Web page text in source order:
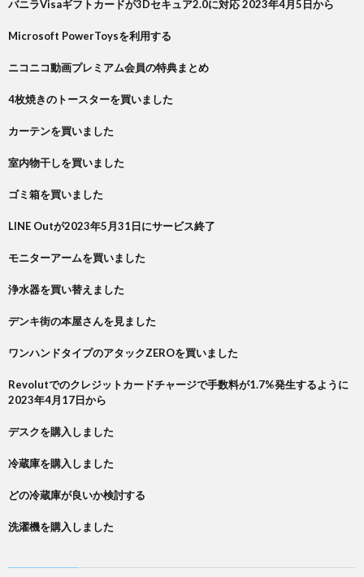
バニラVisaギフトカードが3Dセキュア2.0に対応 2023年4月5日から
Microsoft PowerToysを利用する
ニコニコ動画プレミアム会員の特典まとめ
4枚焼きのトースターを買いました
カーテンを買いました
室内物干しを買いました
ゴミ箱を買いました
LINE Outが2023年5月31日にサービス終了
モニターアームを買いました
浄水器を買い替えました
デンキ街の本屋さんを見ました
ワンハンドタイプのアタックZEROを買いました
Revolutでのクレジットカードチャージで手数料が1.7%発生するように
2023年4月17日から
デスクを購入しました
冷蔵庫を購入しました
どの冷蔵庫が良いか検討する
洗濯機を購入しました